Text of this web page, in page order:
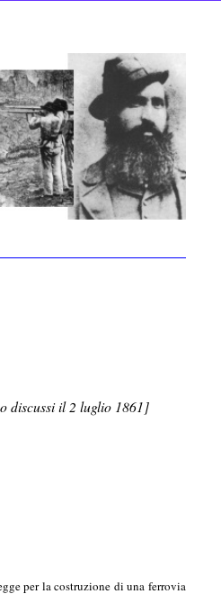
discussi il 2 luglio 1861]
per la costruzione di una ferrovia